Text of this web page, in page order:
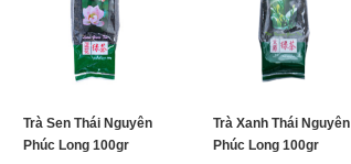
Trà Sen Thái Nguyên
Phúc Long 100gr
Trà Xanh Thái Nguyên
Phúc Long 100gr